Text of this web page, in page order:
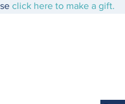
click here to make a gift.